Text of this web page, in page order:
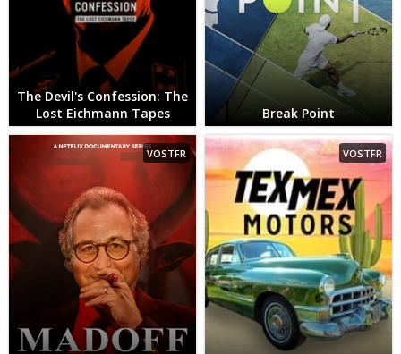
The Devil's Confession: The
Lost Eichmann Tapes
Break Point
VOSTFR VOSTFR